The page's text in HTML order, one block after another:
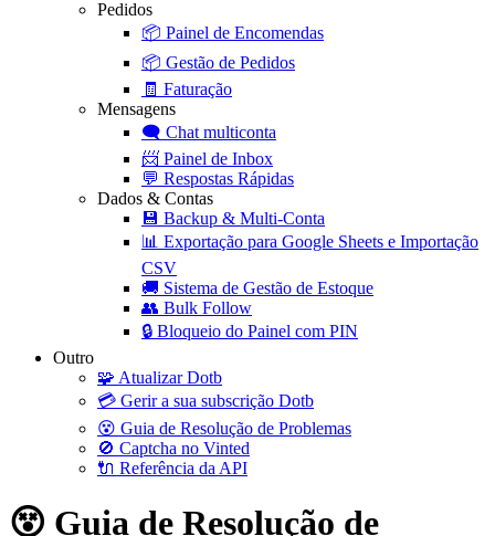
Pedidos
📦 Painel de Encomendas
📦 Gestão de Pedidos
🧾 Faturação
Mensagens
🗨️ Chat multiconta
📨 Painel de Inbox
💬 Respostas Rápidas
Dados & Contas
💾 Backup & Multi-Conta
📊 Exportação para Google Sheets e Importação
CSV
🚚 Sistema de Gestão de Estoque
👥 Bulk Follow
🔒 Bloqueio do Painel com PIN
Outro
🧩 Atualizar Dotb
💳 Gerir a sua subscrição Dotb
😵 Guia de Resolução de Problemas
🚫 Captcha no Vinted
🔌 Referência da API
😵 Guia de Resolução de